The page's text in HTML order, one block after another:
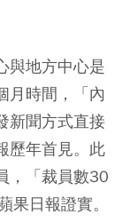
與地方中心是
月時間，「內
新聞方式直接
歷年首見。此
，「裁員數30
果日報證實。